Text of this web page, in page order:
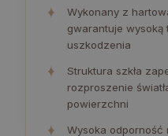
✦
Wykonany z
gwarantuje wysoką
uszkodzenia
✦
Struktura szkła
rozproszenie
powierzchni
✦ Wysoka odporność